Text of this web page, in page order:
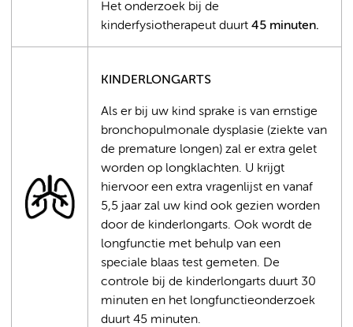
Het onderzoek bij de
kinderfysiotherapeut duurt 45 minuten.
KINDERLONGARTS
Als er bij uw kind sprake is van ernstige
bronchopulmonale dysplasie (ziekte van
de premature longen) zal er extra gelet
worden op longklachten. U krijgt
hiervoor een extra vragenlijst en vanaf
5,5 jaar zal uw kind ook gezien worden
door de kinderlongarts. Ook wordt de
longfunctie met behulp van een
speciale blaas test gemeten. De
controle bij de kinderlongarts duurt 30
minuten en het longfunctieonderzoek
duurt 45 minuten.